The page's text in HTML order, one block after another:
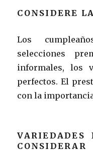
CONSIDERE
Los
selecciones
informales, los
perfectos. El
con la
CONSIDERAR